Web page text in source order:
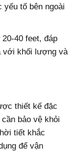
yếu tố bên ngoài
40 feet, đáp
với khối lượng và
thiết kế đặc
bảo vệ khỏi
tiết khắc
để vận